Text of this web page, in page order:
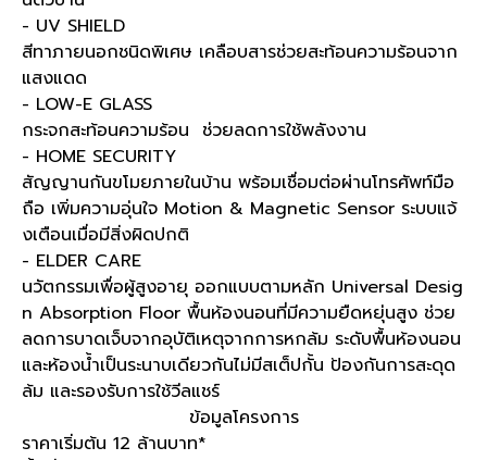
- UV SHIELD
สีทาภายนอกชนิดพิเศษ เคลือบสารช่วยสะท้อนความร้อนจาก
แสงแดด
- LOW-E GLASS
กระจกสะท้อนความร้อน ช่วยลดการใช้พลังงาน
- HOME SECURITY
สัญญานกันขโมยภายในบ้าน พร้อมเชื่อมต่อผ่านโทรศัพท์มือ
ถือ เพิ่มความอุ่นใจ Motion & Magnetic Sensor ระบบแจ้
งเตือนเมื่อมีสิ่งผิดปกติ
- ELDER CARE
นวัตกรรมเพื่อผู้สูงอายุ ออกแบบตามหลัก Universal Desig
n Absorption Floor พื้นห้องนอนที่มีความยืดหยุ่นสูง ช่วย
ลดการบาดเจ็บจากอุบัติเหตุจากการหกล้ม ระดับพื้นห้องนอน
และห้องน้ำเป็นระนาบเดียวกันไม่มีสเต็ปกั้น ป้องกันการสะดุด
ล้ม และรองรับการใช้วีลแชร์
ข้อมูลโครงการ
ราคาเริ่มต้น 12 ล้านบาท*